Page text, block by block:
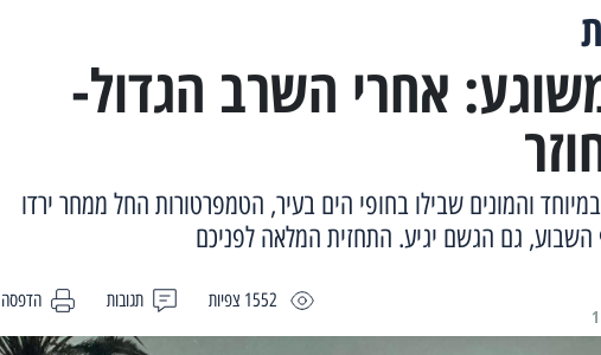
אחרי השרב הגדול-
והמונים שבילו בחופי הים בעיר, הטמפרטורות החל ממחר ירדו
השבוע, גם הגשם יגיע. התחזית המלאה לפניכם
1552 צפיות תגובות הדפסה